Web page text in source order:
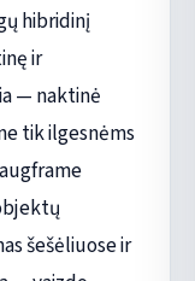
hibridinį
ir
— naktinė
tik ilgesnėms
šešėliuose ir